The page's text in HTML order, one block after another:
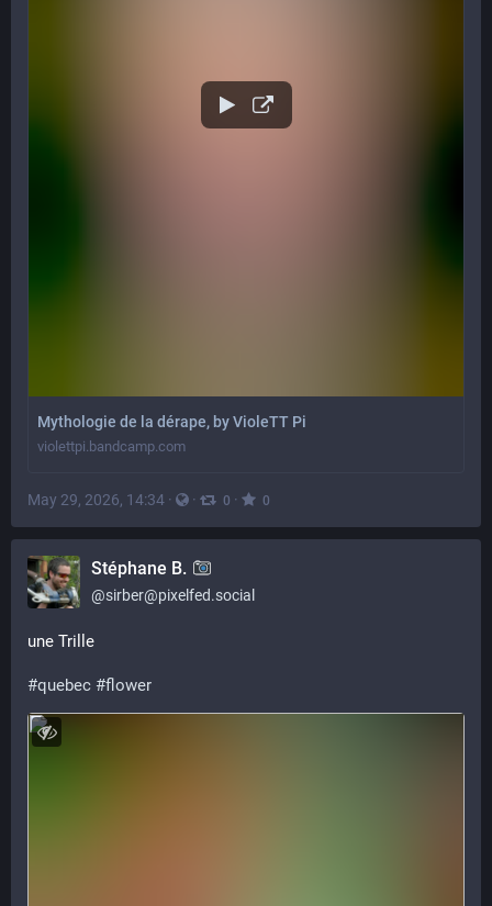
Mythologie de la dérape, by VioleTT Pi
violettpi.bandcamp.com
May 29, 2026, 14:34 · · 0 · 0
Stéphane B.
@sirber@pixelfed.social
une Trille
#quebec #flower